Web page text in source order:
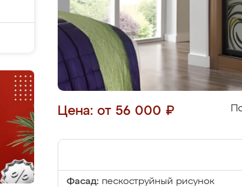
Цена: от 56 000 ₽
Фасад: пескоструйный рисунок